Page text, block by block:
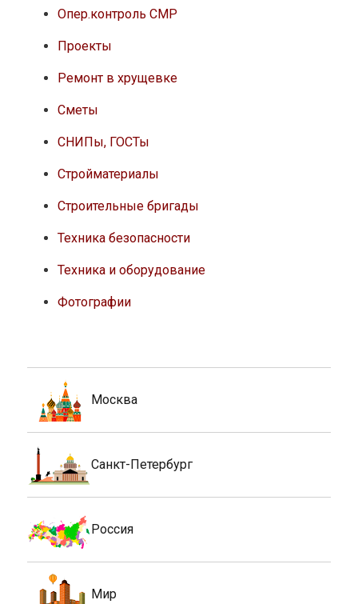
Опер.контроль СМР
Проекты
Ремонт в хрущевке
Сметы
СНИПы, ГОСТы
Стройматериалы
Строительные бригады
Техника безопасности
Техника и оборудование
Фотографии
Москва
Санкт-Петербург
Россия
Мир